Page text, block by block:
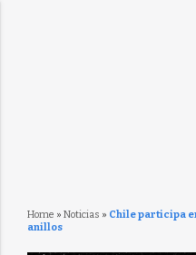
Home » Noticias » Chile participa
anillos